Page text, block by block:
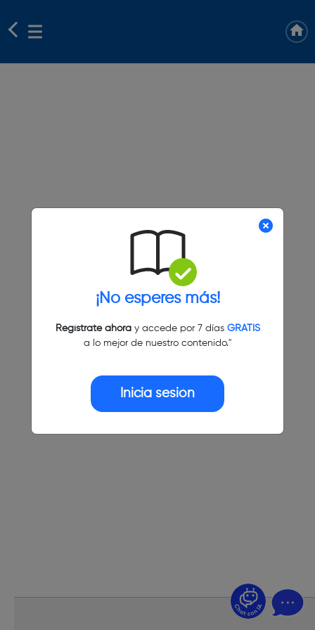
¡No esperes más!
Regístrate ahoray accede por 7 días GRATIS
a lo mejor de nuestro contenido."
Inicia sesión